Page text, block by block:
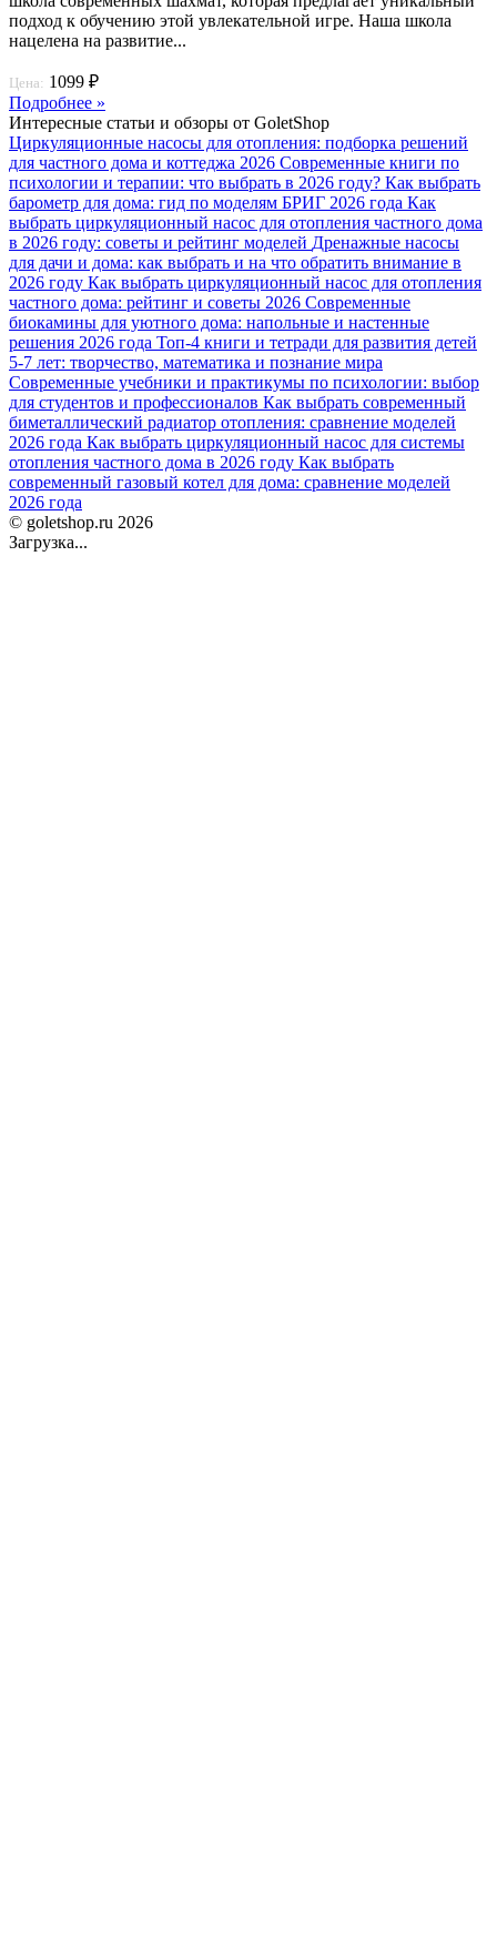
подход к обучению этой увлекательной игре. Наша школа
нацелена на развитие...
Цена: 1099 ₽
Подробнее »
Интересные статьи и обзоры от GoletShop
Циркуляционные насосы для отопления: подборка решений
для частного дома и коттеджа 2026 Современные книги по
психологии и терапии: что выбрать в 2026 году? Как выбрать
барометр для дома: гид по моделям БРИГ 2026 года Как
выбрать циркуляционный насос для отопления частного дома
в 2026 году: советы и рейтинг моделей Дренажные насосы
для дачи и дома: как выбрать и на что обратить внимание в
2026 году Как выбрать циркуляционный насос для отопления
частного дома: рейтинг и советы 2026 Современные
биокамины для уютного дома: напольные и настенные
решения 2026 года Топ-4 книги и тетради для развития детей
5-7 лет: творчество, математика и познание мира
Современные учебники и практикумы по психологии: выбор
для студентов и профессионалов Как выбрать современный
биметаллический радиатор отопления: сравнение моделей
2026 года Как выбрать циркуляционный насос для системы
отопления частного дома в 2026 году Как выбрать
современный газовый котел для дома: сравнение моделей
2026 года
© goletshop.ru 2026
Загрузка...